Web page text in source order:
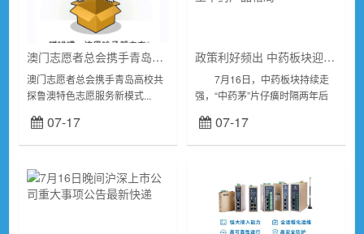
澳门志愿者总会携手青岛高校共探鲁澳特色志愿服务新模式
澳门志愿者总会携手青岛高校共
探鲁澳特色志愿服务新模式...
07-17
政策利好频出 中药板块迎6连阳 业内人士：集采会重塑中药产品格局
7月16日，中药板块持续走
强，“中药茅”片仔癀时隔两年后
发、生物谷、同仁堂、康美药业
等多股涨超5%，华润三九、东阿
07-17